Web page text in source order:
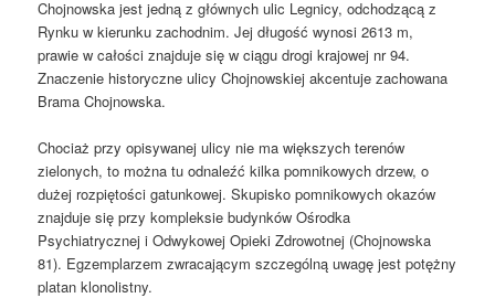
Chojnowska jest jedną z głównych ulic Legnicy, odchodzącą z
Rynku w kierunku zachodnim. Jej długość wynosi 2613 m,
prawie w całości znajduje się w ciągu drogi krajowej nr 94.
Znaczenie historyczne ulicy Chojnowskiej akcentuje zachowana
Brama Chojnowska.
Chociaż przy opisywanej ulicy nie ma większych terenów
zielonych, to można tu odnaleźć kilka pomnikowych drzew, o
dużej rozpiętości gatunkowej. Skupisko pomnikowych okazów
znajduje się przy kompleksie budynków Ośrodka
Psychiatrycznej i Odwykowej Opieki Zdrowotnej (Chojnowska
81). Egzemplarzem zwracającym szczególną uwagę jest potężny
platan klonolistny.